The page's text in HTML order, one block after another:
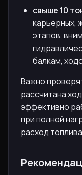
свыше 10
карьерных,
этапов,
балкам,
Важно
рассчитана
эффективно
при полной
расход